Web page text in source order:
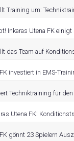
Training um:
Inkaras Utena FK einigt
das Team auf
investiert in EMS-
Techniktraining für den
Utena FK:
gönnt 23 Spielern